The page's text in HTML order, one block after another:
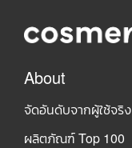
About
จัดอันดับจากผู้ใช้จริง
ผลิตภัณฑ์ Top 100